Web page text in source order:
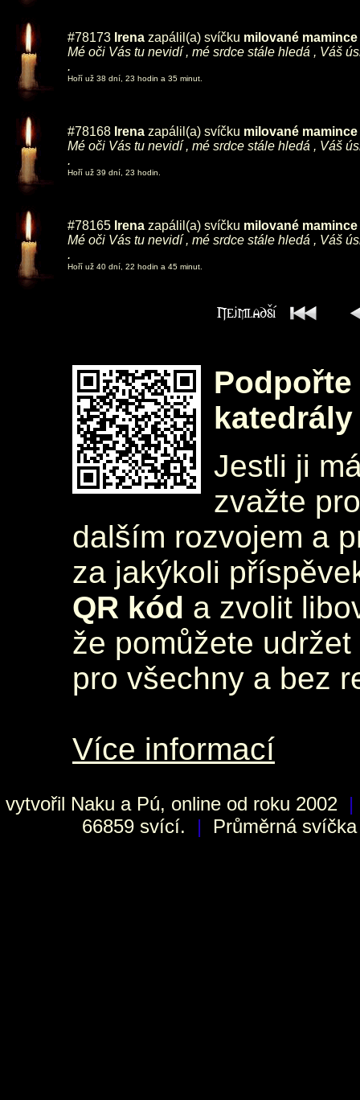
#78173 Irena zapálil(a) svíčku milované
Mé oči Vás tu nevidí , mé srdce stále hledá , Váš
.
Hoří už 38 dní, 23 hodin a 35 minut.
#78168 Irena zapálil(a) svíčku milované
Mé oči Vás tu nevidí , mé srdce stále hledá , Váš
.
Hoří už 39 dní, 23 hodin.
#78165 Irena zapálil(a) svíčku milované
Mé oči Vás tu nevidí , mé srdce stále hledá , Váš
.
Hoří už 40 dní, 22 hodin a 45 minut.
katedrály
Jestli ji
zvažte
dalším rozvojem a
za jakýkoli
QR kód a zvolit
že pomůžete
pro všechny a bez
Více informací
vytvořil Naku a Pú, online od roku 2002 |
66859 svící.
| Průměrná